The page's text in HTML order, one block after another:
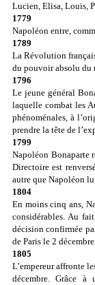
Lucien, Elisa, Louis,
1779
Napoléon entre,
1789
La Révolution
du pouvoir absolu du
1796
Le jeune général
laquelle combat les
phénoménales, à
prendre la tête de
1799
Napoléon Bonaparte
Directoire est
autre que Napoléon
1804
En moins cinq ans,
considérables. Au
décision confirmée
de Paris le 2
1805
L’empereur affronte
décembre. Grâce à